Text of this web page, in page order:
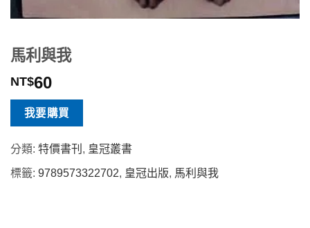
馬利與我
NT$60
我要購買
分類: 特價書刊 , 皇冠叢書
標籤: 9789573322702, 皇冠出版, 馬利與我